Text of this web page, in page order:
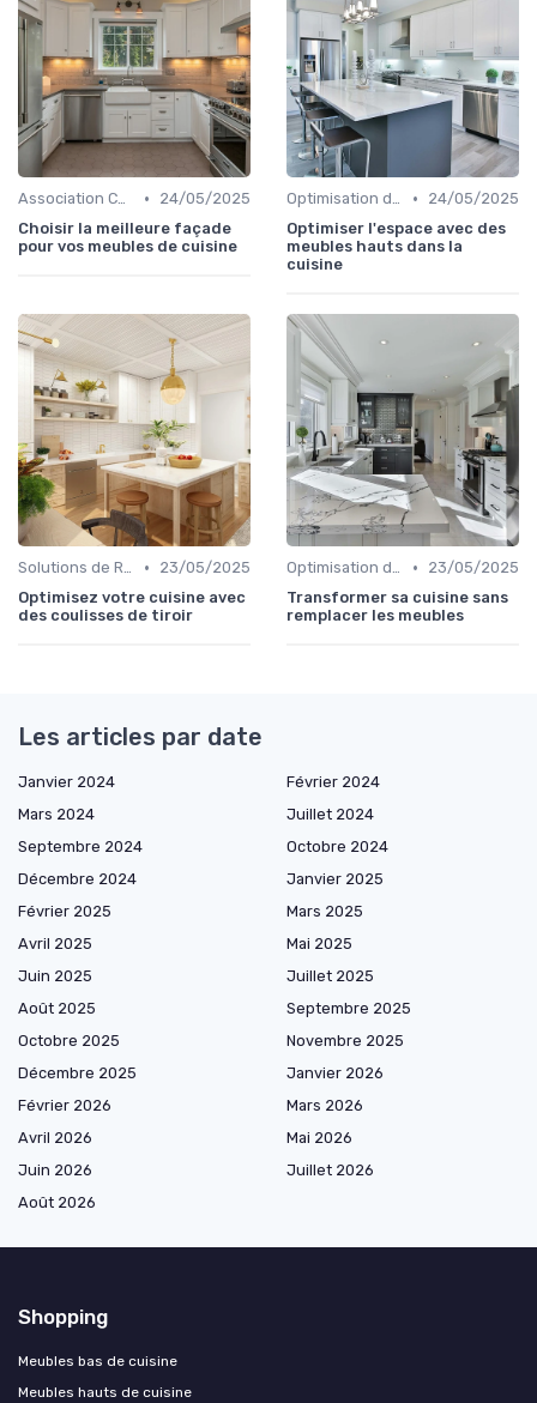
Association Couleurs et Matériaux •
24/05/2025
Choisir la meilleure façade
pour vos meubles de cuisine
Optimisation de l'Espace •
24/05/2025
Optimiser l'espace avec des
meubles hauts dans la
cuisine
Solutions de Rangement Intelligentes •
23/05/2025
Optimisez votre cuisine avec
des coulisses de tiroir
Optimisation de l'Espace •
23/05/2025
Transformer sa cuisine sans
remplacer les meubles
Les articles par date
Janvier 2024
Février 2024
Mars 2024
Juillet 2024
Septembre 2024
Octobre 2024
Décembre 2024
Janvier 2025
Février 2025
Mars 2025
Avril 2025
Mai 2025
Juin 2025
Juillet 2025
Août 2025
Septembre 2025
Octobre 2025
Novembre 2025
Décembre 2025
Janvier 2026
Février 2026
Mars 2026
Avril 2026
Mai 2026
Juin 2026
Juillet 2026
Août 2026
Shopping
Meubles bas de cuisine
Meubles hauts de cuisine